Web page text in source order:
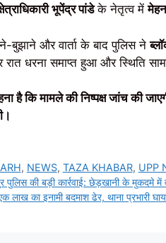
भूपेंद्र पांडेके नेतृत्व में
बुझाने और वार्ता के बाद पुलिस ने
धरना समाप्त हुआ और स्थिति
है कि मामले की निष्पक्ष जांच की
, NEWS, TAZA KHABAR, UPP
पुलिस की बड़ी कार्रवाई: छेड़खानी के मुकदमे में
लाख का इनामी बदमाश ढेर, थाना प्रभारी